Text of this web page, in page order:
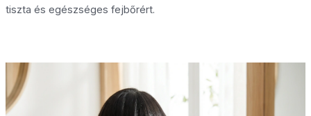
tiszta és egészséges fejbőrért.